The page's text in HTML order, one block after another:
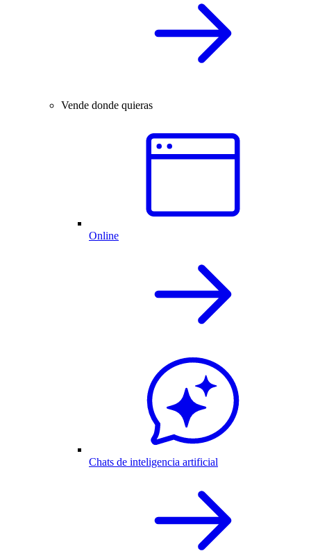
Vende donde quieras
Online
Chats de inteligencia artificial